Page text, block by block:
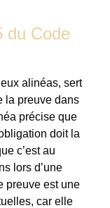
du Code
alinéas, sert
la preuve dans
précise que
doit la
c’est au
lors d’une
preuve est une
car elle